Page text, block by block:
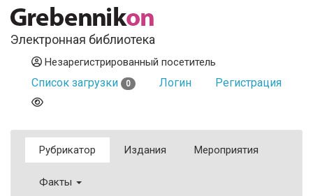
Электронная библиотека
Незарегистрированный посетитель
Список загрузки 0 Логин Регистрация
Рубрикатор Издания Мероприятия
Факты